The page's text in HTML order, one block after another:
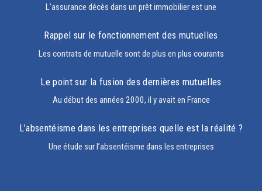
L’assurance décès dans un prêt immobilier est une
Rappel sur le fonctionnement des mutuelles
Les contrats de mutuelle sont de plus en plus courants
Le point sur la fusion des dernières mutuelles
Au début des années 2000, il y avait en France
L’absentéisme dans les entreprises quelle est la réalité ?
Une étude sur l’absentéisme dans les entreprises